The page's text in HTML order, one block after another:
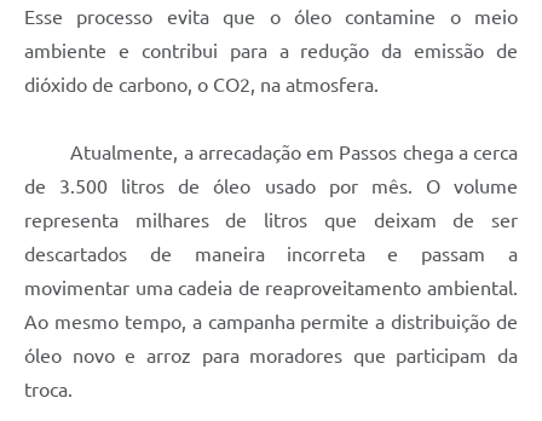
Esse processo evita que o óleo contamine o meio
ambiente e contribui para a redução da emissão de
dióxido de carbono, o CO2, na atmosfera.
Atualmente, a arrecadação em Passos chega a cerca
de 3.500 litros de óleo usado por mês. O volume
representa milhares de litros que deixam de ser
descartados de maneira incorreta e passam a
movimentar uma cadeia de reaproveitamento ambiental.
Ao mesmo tempo, a campanha permite a distribuição de
óleo novo e arroz para moradores que participam da
troca.